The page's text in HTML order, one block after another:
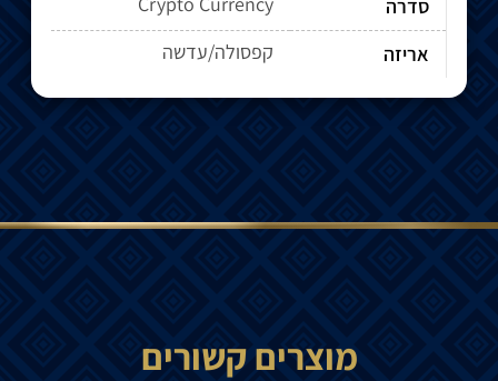
סדרה
אריזה
קפסולה/עדשה
מוצרים קשורים